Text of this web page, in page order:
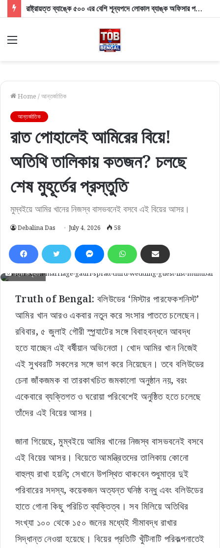
রাষ্ট্রায়ত্ত ব্যাঙ্কে ৫০০ এর বেশি শূন্যপদে লোকাল ব্যাঙ্ক অফিসার পদে নিয়োগ, কীভাবে করবেন আবেদন?
Menu
Home /আন্তর্জাতিক
আন্তর্জাতিক
রাত পোহালেই আমিরের বিয়ে!
অতিথি তালিকায় কতজন? চলছে
শেষ মুহূর্তের প্রস্তুতি
মুম্বইয়ে আমির খানের নিজস্ব বাসভবনেই বসবে এই বিয়ের আসর।
Debalina Das July 4, 2026 58
চিত্রঃ সংগৃহীত
Truth of Bengal: বলিউডের ‘মিস্টার পারফেকশনিস্ট’
আমির খান আরও একবার নতুন করে সংসার পাততে চলেছেন।
রবিবার, ৫ জুলাই গৌরী স্প্র্যাটের সঙ্গে বিবাহবন্ধনে আবদ্ধ
হতে যাচ্ছেন এই বর্ষীয়ান অভিনেতা। খোদ আমির খান নিজেই
এই সুখবরটি সকলের সঙ্গে ভাগ করে নিয়েছেন। তবে বলিউডের
চেনা জাঁকজমক বা তারকাখচিত জমকালো অনুষ্ঠান নয়, বরং
একেবারে ব্যক্তিগত ও ঘরোয়া পরিবেশেই অনুষ্ঠিত হতে চলেছে
তাঁদের এই বিয়ের আসর।
জানা গিয়েছে, মুম্বইয়ে আমির খানের নিজস্ব বাসভবনেই বসবে
এই বিয়ের আসর। বিয়েতে আমন্ত্রিতদের তালিকায় কোনো
বাহুল্য রাখা হয়নি; সেখানে উপস্থিত থাকবেন শুধুমাত্র দুই
পরিবারের সদস্য, কয়েকজন অত্যন্ত ঘনিষ্ঠ বন্ধু এবং বলিউডের
হাতে গোনা কিছু পরিচিত ব্যক্তিত্ব। সব মিলিয়ে অতিথির
সংখ্যা ১০০ থেকে ১৫০ জনের মধ্যেই সীমাবদ্ধ রাখার
সিদ্ধান্ত নেওয়া হয়েছে। বিয়ের প্রতিটি খুঁটিনাটি পরিকল্পনাতেই